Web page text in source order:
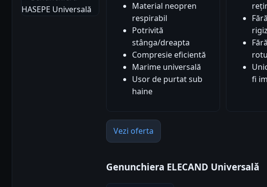
Material neopren
respirabil
Potrivită
stânga/dreapta
Compresie eficientă
Marime universală
Usor de purtat sub
haine
fi
Vezi oferta
Genunchiera ELECAND Universală